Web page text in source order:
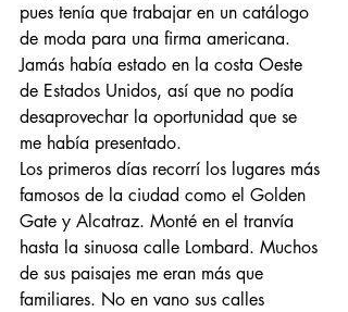
Entradas destacadas
pues tenía que trabajar en un catálogo
de moda para una firma americana.
Jamás había estado en la costa Oeste
de Estados Unidos, así que no podía
desaprovechar la oportunidad que se
me había presentado.
Los primeros días recorrí los lugares más
famosos de la ciudad como el Golden
Gate y Alcatraz. Monté en el tranvía
hasta la sinuosa calle Lombard. Muchos
de sus paisajes me eran más que
familiares. No en vano sus calles